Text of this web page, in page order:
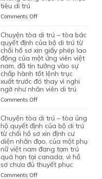
tiêu di trú
Comments Offon
TÒA
DI
TRÚ
–
TÒA
ỦNG
HỘ
QUYẾT
ĐỊNH
CỦA
CƠ
QUAN
CHỨC
NĂNG
TỪ
CHỐI
HỒ
chuyện tòa di trú – tòa bác
quyết định của bộ di trú từ
chối hồ sơ xin giấy phép lao
động của một ứng viên việt
nam, đã tin tưởng vào sự
chấp hành tốt lệnh trục
xuất trước đó thay vì nghi
ngờ như nhân viên di trú
Comments Offon
TÒA
DI
TRÚ
–
TÒA
BÁC
QUYẾT
ĐỊNH
chuyện tòa di trú – tòa ủng
hộ quyết định của bộ di trú
từ chối hồ sơ xin định cư
diện nhân đạo, của một phụ
nữ việt nam đang tạm trú
quá hạn tại canada, vì hồ
sơ chưa đủ thuyết phục
Comments Offon